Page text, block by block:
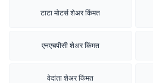
टाटा मोटर्स शेअर किंमत
एनएचपीसी शेअर किंमत
वेदांता शेअर किंमत